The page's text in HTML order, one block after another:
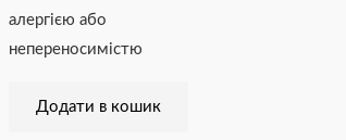
алергією або
непереносимістю
Додати в кошик